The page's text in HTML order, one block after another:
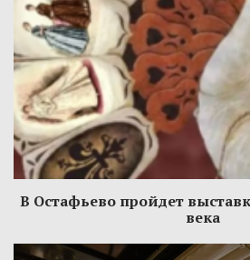
В Остафьево пройдет
века